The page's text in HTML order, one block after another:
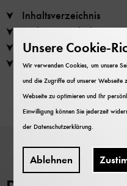
Inhaltsverzeichnis
Mehr zum Inhalt
Leseprobe
Zur Autorin
Unsere Cookie-
Wir verwenden Cookies, um unsere
und die Zugriffe auf unserer Webseite
Webseite zu optimieren und Ihr
Einwilligung können Sie jederzeit
derDatenschutzerklärung
Ablehnen